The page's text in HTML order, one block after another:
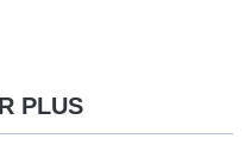
PLUS